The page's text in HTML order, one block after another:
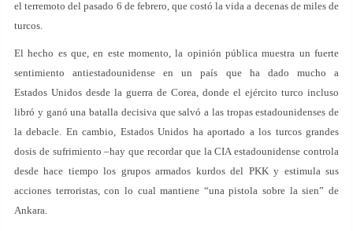
el terremoto del pasado 6 de febrero, que costó la vida a decenas de miles de
turcos.
El hecho es que, en este momento, la opinión pública muestra un fuerte
sentimiento antiestadounidense en un país que ha dado mucho a
Estados Unidos desde la guerra de Corea, donde el ejército turco incluso
libró y ganó una batalla decisiva que salvó a las tropas estadounidenses de
la debacle. En cambio, Estados Unidos ha aportado a los turcos grandes
dosis de sufrimiento –hay que recordar que la CIA estadounidense controla
desde hace tiempo los grupos armados kurdos del PKK y estimula sus
acciones terroristas, con lo cual mantiene “una pistola sobre la sien” de
Ankara.